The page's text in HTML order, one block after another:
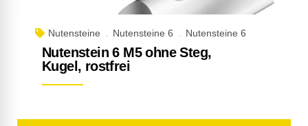
Nutensteine Nutensteine 6 Nutensteine 6
Nutenstein 6 M5 ohne Steg,
Kugel, rostfrei